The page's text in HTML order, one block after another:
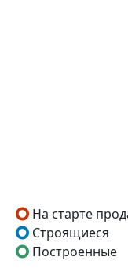
На старте
Строящиеся
Построенные